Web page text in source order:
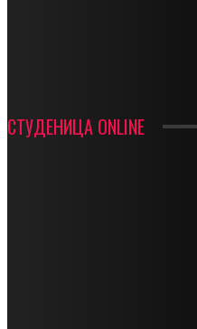
СТУДЕНИЦА ONLINE